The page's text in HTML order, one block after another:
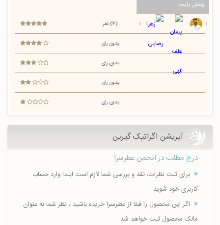
پخش رایحه
(4) نفر
بدون رای
بدون رای
بدون رای
بدون رای
آپريشن اگزاتیک گیرین
درج مطلب در انجمن عطرسرا
برای ثبت نظرات، نقد و بررسی شما لازم است ابتدا وارد حساب
کاربری خود شوید
اگر این محصول را قبلا از عطرسرا خریده باشید ، نظر شما به عنوان
مالک محصول ثبت خواهد شد